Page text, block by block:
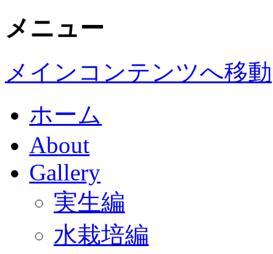
メニュー
メインコンテンツへ移動
ホーム
About
Gallery
実生編
水栽培編